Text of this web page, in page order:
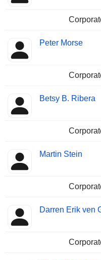
Peter Morse
Betsy B. Ribera
Martin Stein
Darren Erik ven